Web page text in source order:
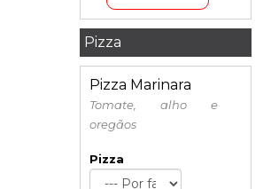
Pizza
Pizza Marinara
Tomate, alho e
oregãos
Pizza